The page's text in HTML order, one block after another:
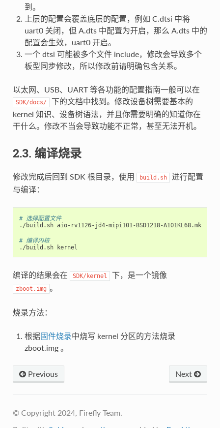
到。
上层的配置会覆盖底层的配置，例如 C.dtsi 中将
uart0 关闭，但 A.dts 中配置为开启，那么 A.dts 中的
配置会生效，uart0 开启。
一个 dtsi 可能被多个文件 include，修改会导致多个
板型同步修改，所以修改前请明确包含关系。
以太网、USB、UART 等各功能的配置指南一般可以在
SDK/docs/
下的文档中找到。修改设备树需要基本的
kernel 知识、设备树语法，并且你需要明确的知道你在
干什么。修改不当会导致功能不正常，甚至无法开机。
2.3. 编译烧录
修改完成后回到 SDK 根目录，使用 build.sh
进行配置
与编译：
# 选择配置文件
./build.sh aio-rv1126-jd4-mipi101-BSD1218-A101KL68.mk
# 编译内核
编译的结果会在 SDK/kernel 下，是一个镜像
zboot.img 。
烧录方法：
根据固件烧录中烧写 kernel 分区的方法烧录
zboot.img 。
Next
Previous
© Copyright 2024, Firefly Team.